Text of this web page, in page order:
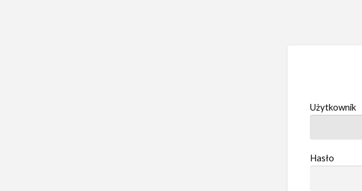
Użytkownik
Hasło